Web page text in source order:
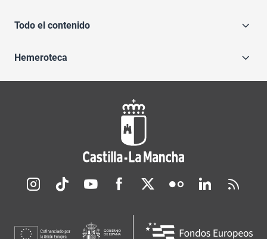
Todo el contenido
Hemeroteca
Redes sociales JCCM